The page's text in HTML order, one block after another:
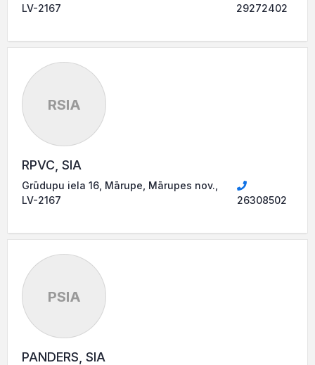
LV-2167
29272402
RSIA
RPVC, SIA
Grūdupu iela 16, Mārupe, Mārupes nov.,
LV-2167
26308502
PSIA
PANDERS, SIA